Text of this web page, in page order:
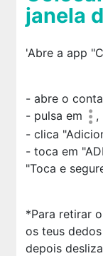
janela
'Abre a app
- abre o
- pulsa em
,
- clica
- toca em
"Toca e
*Para retirar
os teus
depois